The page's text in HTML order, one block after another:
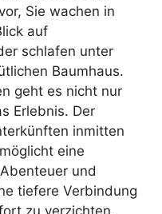
Sie wachen in
auf
schlafen unter
Baumhaus.
geht es nicht nur
Erlebnis. Der
inmitten
eine
und
tiefere Verbindung
zu verzichten.